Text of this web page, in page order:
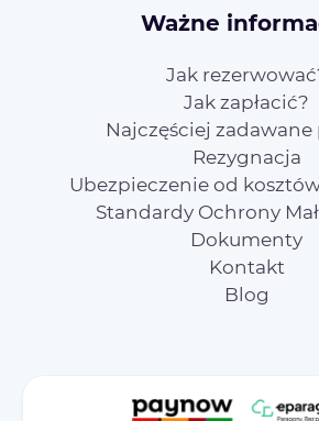
Ważne
Jak
Jak zapłacić?
Najczęściej
Rezygnacja
Ubezpieczenie od
Standardy Ochrony
Dokumenty
Kontakt
Blog